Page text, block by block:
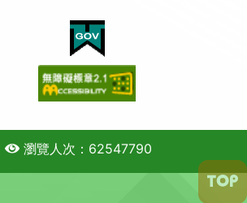
瀏覽人次：62547790